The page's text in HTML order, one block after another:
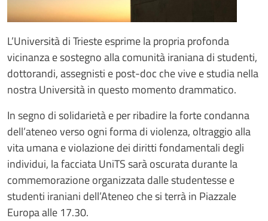
L’Università di Trieste esprime la propria profonda
vicinanza e sostegno alla comunità iraniana di studenti,
dottorandi, assegnisti e post-doc che vive e studia nella
nostra Università in questo momento drammatico.
In segno di solidarietà e per ribadire la forte condanna
dell’ateneo verso ogni forma di violenza, oltraggio alla
vita umana e violazione dei diritti fondamentali degli
individui, la facciata UniTS sarà oscurata durante la
commemorazione organizzata dalle studentesse e
studenti iraniani dell’Ateneo che si terrà in Piazzale
Europa alle 17.30.